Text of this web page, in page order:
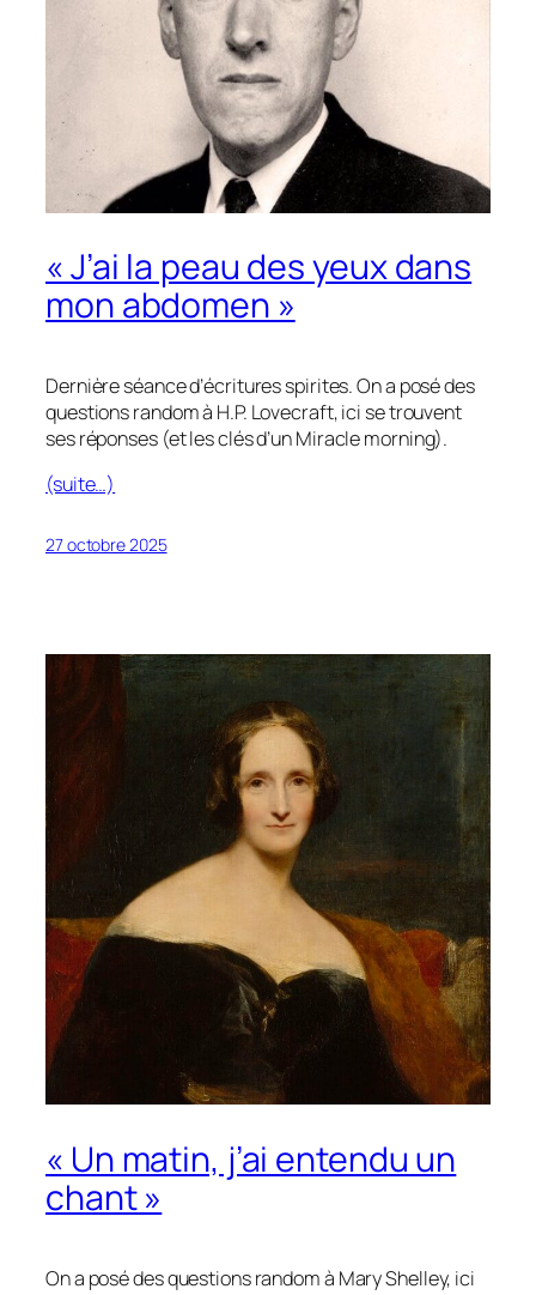
« J’ai la peau des yeux dans
mon abdomen »
Dernière séance d’écritures spirites. On a posé des
questions random à H.P. Lovecraft, ici se trouvent
ses réponses (et les clés d’unMiracle morning).
(suite…)
27 octobre 2025
« Un matin, j’ai entendu un
chant »
On a posé des questions random à Mary Shelley, ici